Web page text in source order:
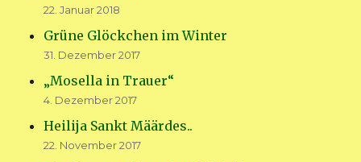
22. Januar 2018
Grüne Glöckchen im Winter
31. Dezember 2017
„Mosella in Trauer“
4. Dezember 2017
Heilija Sankt Määrdes..
22. November 2017